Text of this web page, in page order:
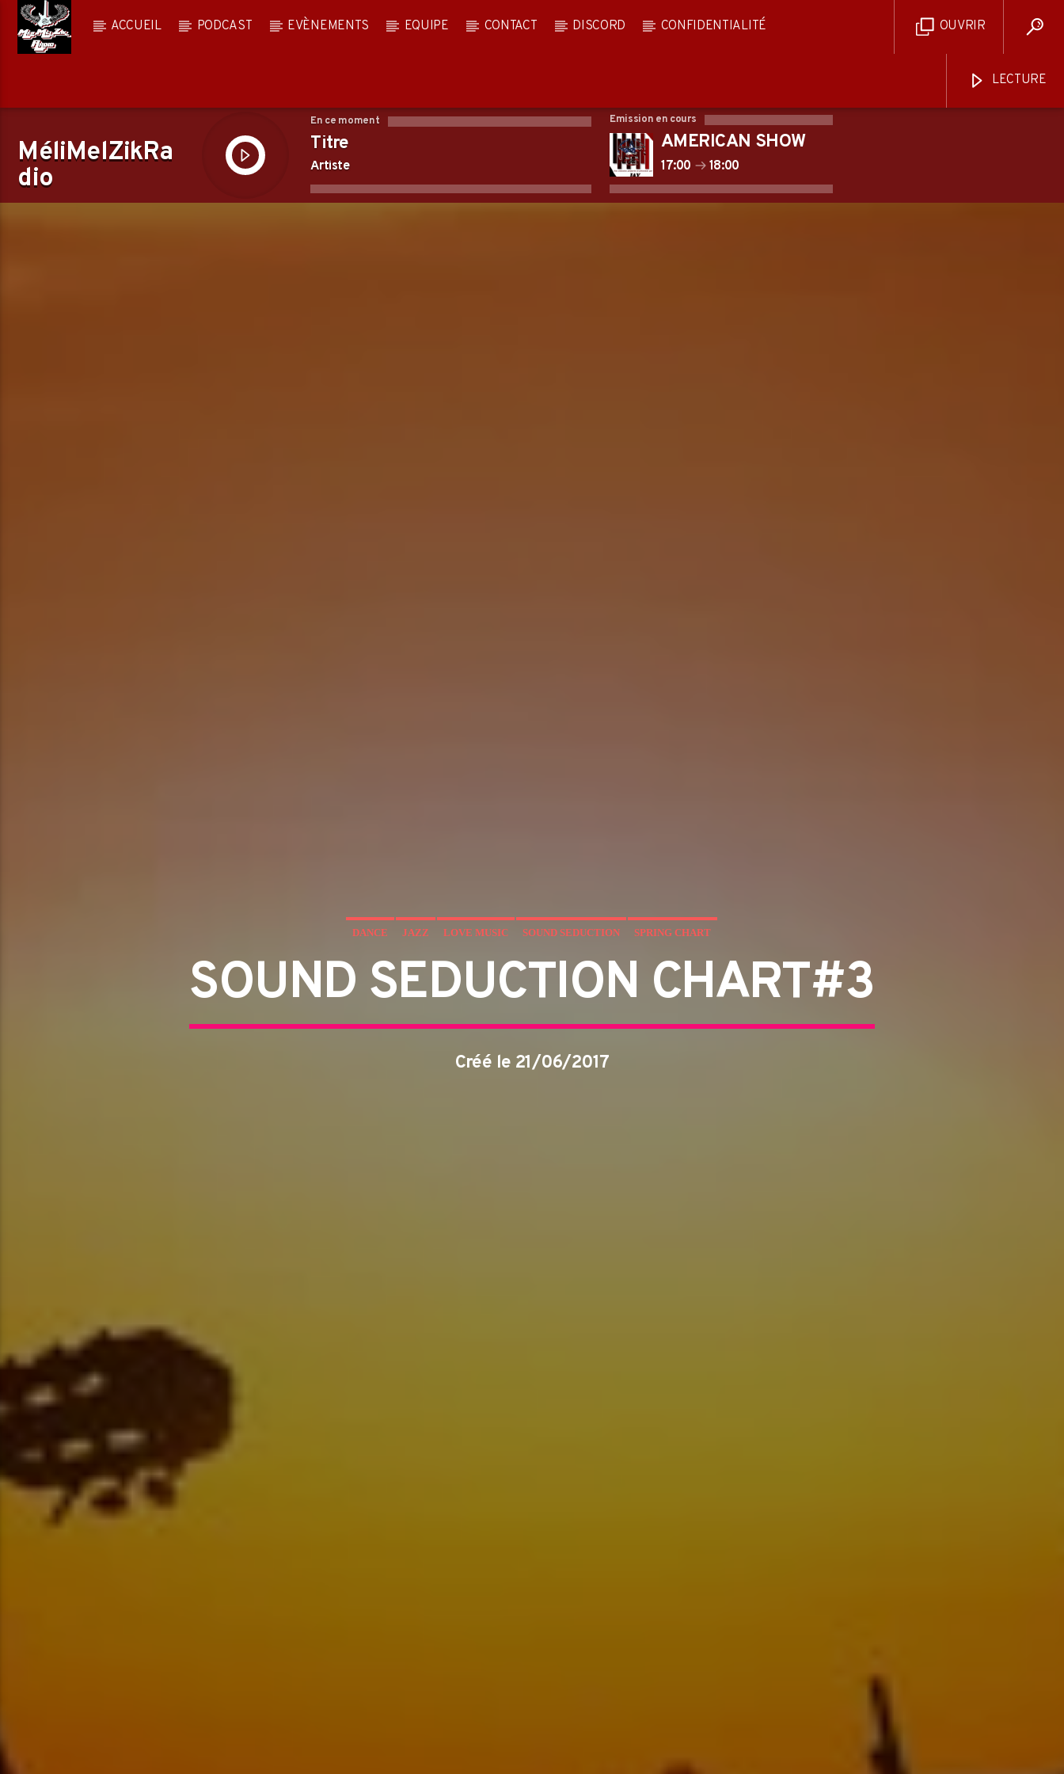
ACCUEIL PODCAST EVÈNEMENTS EQUIPE CONTACT DISCORD CONFIDENTIALITÉ OUVRIR
LECTURE
MéliMelZikRa
dio
En ce moment
Titre
Artiste
Emission en cours
AMERICAN SHOW
17:00 18:00
DANCE JAZZ LOVE MUSIC SOUND SEDUCTION SPRING CHART
SOUND SEDUCTION CHART#3
Créé le 21/06/2017